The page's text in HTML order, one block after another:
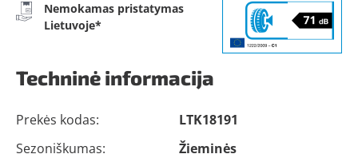
Nemokamas pristatymas
Lietuvoje*
Techninė informacija
Prekės kodas:
LTK18191
Sezoniškumas:
Žieminės